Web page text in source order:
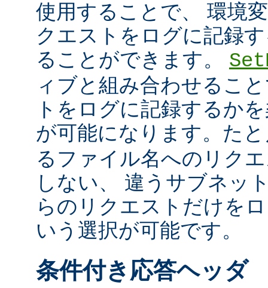
使用することで、 環境
クエストをログに記録
ることができます。
ィブと組み合わせるこ
トをログに記録するか
が可能になります。た
るファイル名へのリク
しない、 違うサブネッ
らのリクエストだけを
いう選択が可能です。
条件付き応答ヘッダ